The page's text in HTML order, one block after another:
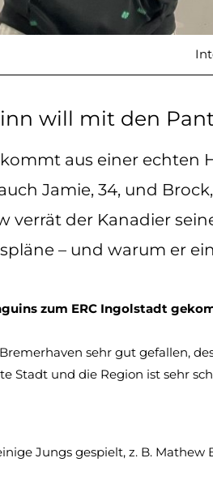
will mit den
aus einer echten
Jamie, 34, und
verrät der Kanadier
– und warum er
zum ERC Ingolstadt
sehr gut gefallen,
Stadt und die Region ist sehr
Jungs gespielt, z. B. Mathew